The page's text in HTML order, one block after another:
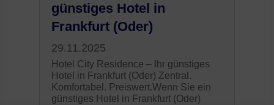
günstiges Hotel in
Frankfurt (Oder)
29.11.2025
Hotel City Residence – Ihr günstiges
Hotel in Frankfurt (Oder) Zentral.
Komfortabel. Preiswert.Wenn Sie ein
günstiges Hotel in Frankfurt (Oder)